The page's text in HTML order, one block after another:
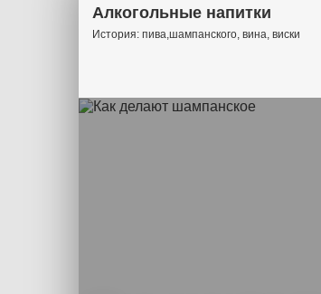
Алкогольные напитки
История: пива,шампанского, вина, виски